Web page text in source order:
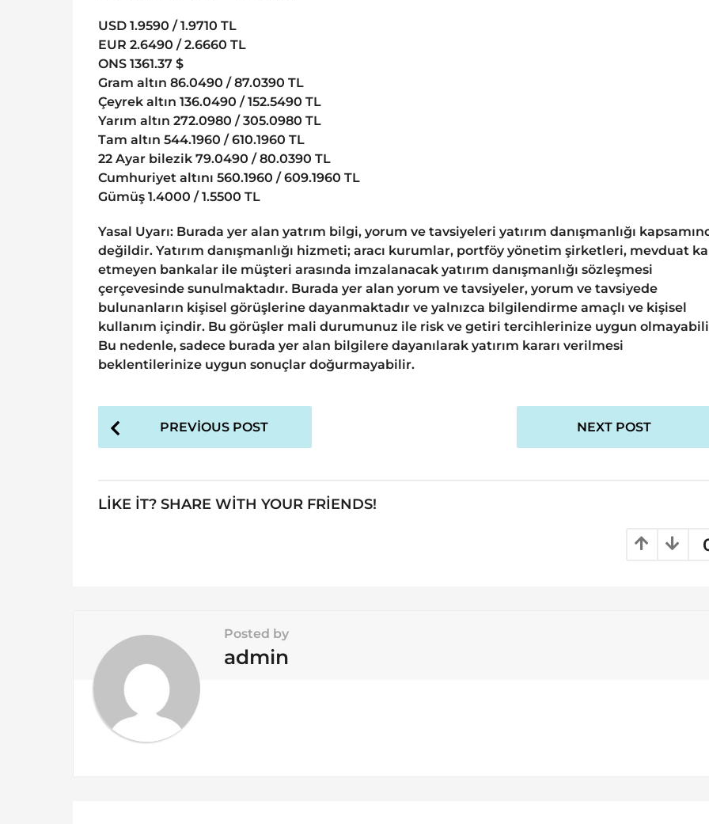
USD 1.9590 / 1.9710 TL
EUR 2.6490 / 2.6660 TL
ONS 1361.37 $
Gram altın 86.0490 / 87.0390 TL
Çeyrek altın 136.0490 / 152.5490 TL
Yarım altın 272.0980 / 305.0980 TL
Tam altın 544.1960 / 610.1960 TL
22 Ayar bilezik 79.0490 / 80.0390 TL
Cumhuriyet altını 560.1960 / 609.1960 TL
Gümüş 1.4000 / 1.5500 TL
Yasal Uyarı: Burada yer alan yatrım bilgi, yorum ve tavsiyeleri yatırım danışmanlığı
değildir. Yatırım danışmanlığı hizmeti; aracı kurumlar, portföy yönetim şirketleri, mevduat
etmeyen bankalar ile müşteri arasında imzalanacak yatırım danışmanlığı sözleşmesi
çerçevesinde sunulmaktadır. Burada yer alan yorum ve tavsiyeler, yorum ve tavsiyede
bulunanların kişisel görüşlerine dayanmaktadır ve yalnızca bilgilendirme amaçlı ve kişisel
kullanım içindir. Bu görüşler mali durumunuz ile risk ve getiri tercihlerinize uygun
Bu nedenle, sadece burada yer alan bilgilere dayanılarak yatırım kararı verilmesi
beklentilerinize uygun sonuçlar doğurmayabilir.
P
o
t
a
t
o
PREVIOUS POST NEXT POST
LIKE IT? SHARE WITH YOUR FRIENDS!
Posted by
admin